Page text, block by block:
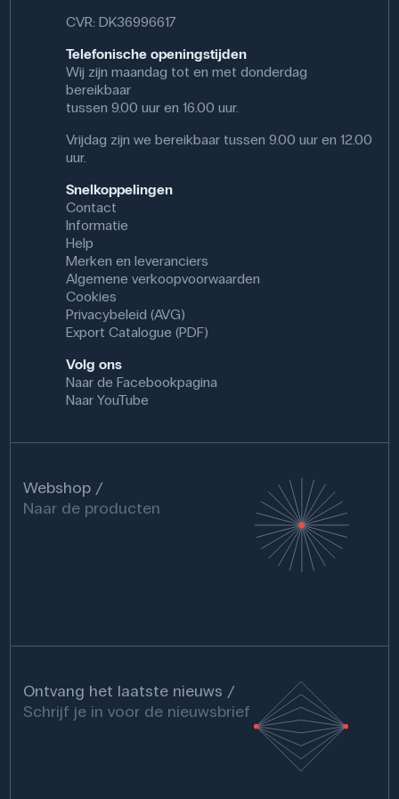
duurzaamheid en milieueffecten.
Een praktische veiligheidstip is om de stof te gebruiken
in een zuurkast of onder goede ventilatie, omdat dampen
irriterend kunnen zijn en zeer ontvlambaar.
Specifikationer
Volumen: 1000 mL
Synonym: Eddikesyreethylester
Renhed: Teknisk
CAS NR: 141-78-6
Molmasse: 88.11 g/mol
Formel: CH₃COOC₂H₅
CVR: DK36996617
Telefonische openingstijden
Wij zijn maandag tot en met donderdag
bereikbaar
tussen 9.00 uur en 16.00 uur.
Vrijdag zijn we bereikbaar tussen 9.00 uur en 12.00
uur.
Snelkoppelingen
Contact
Informatie
Help
Merken en leveranciers
Algemene verkoopvoorwaarden
Cookies
Privacybeleid (AVG)
Export Catalogue (PDF)
Volg ons
Naar de Facebookpagina
Naar YouTube
Webshop
Naar de producten
Ontvang het laatste nieuws
Schrijf je in voor de nieuwsbrief